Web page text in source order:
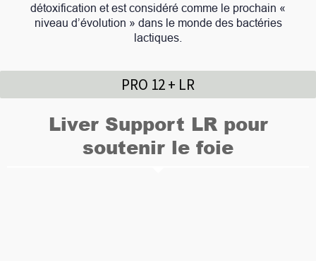
détoxification et est considéré comme le prochain «
niveau d’évolution » dans le monde des bactéries
lactiques.
PRO 12 + LR
Liver Support LR pour
soutenir le foie